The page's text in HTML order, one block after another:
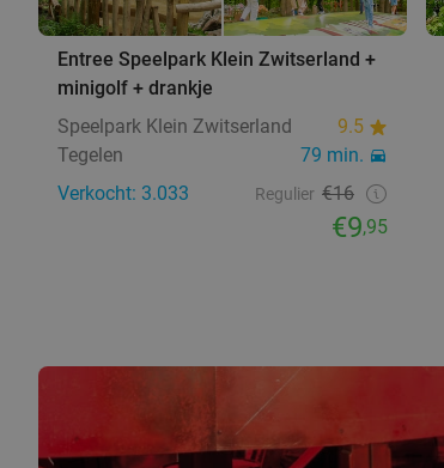
Entree Speelpark Klein Zwitserland +
minigolf + drankje
Speelpark Klein Zwitserland
9.5
Tegelen
79 min.
Verkocht: 3.033
Regulier €16
€9,95